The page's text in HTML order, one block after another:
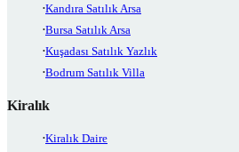
Kandıra Satılık Arsa
Bursa Satılık Arsa
Kuşadası Satılık Yazlık
Bodrum Satılık Villa
Kiralık
Kiralık Daire